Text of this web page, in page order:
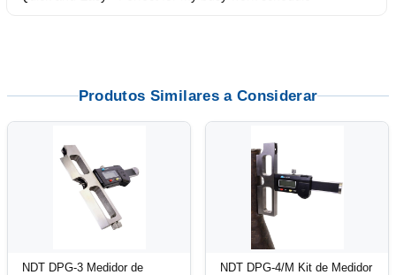
Produtos Similares a Considerar
NDT DPG-3 Medidor de
NDT DPG-4/M Kit de Medidor